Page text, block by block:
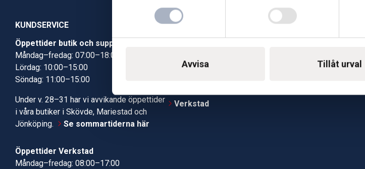
Avvisa Tillåt urval
KUNDSERVICE
Öppettider butik och support
Måndag–fredag: 07:00–18:00
Lördag: 10:00–15:00
Söndag: 11:00–15:00
Under v. 28–31 har vi avvikande öppettider
i våra butiker i Skövde, Mariestad och
Jönköping.
Se sommartiderna här
Öppettider Verkstad
Måndag–fredag: 08:00–17:00
Kundcenter
Verkstad